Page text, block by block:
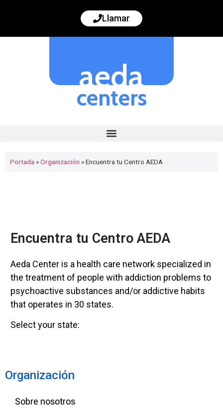
Llamar
aeda
centers
Portada »Organización »Encuentra tu Centro AEDA
Encuentra tu Centro AEDA
Aeda Center is a health care network specialized in
the treatment of people with addiction problems to
psychoactive substances and/or addictive habits
that operates in 30 states.
Select your state:
Organización
Sobre nosotros